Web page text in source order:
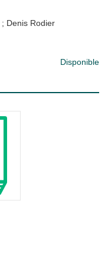
; Denis Rodier
Disponible